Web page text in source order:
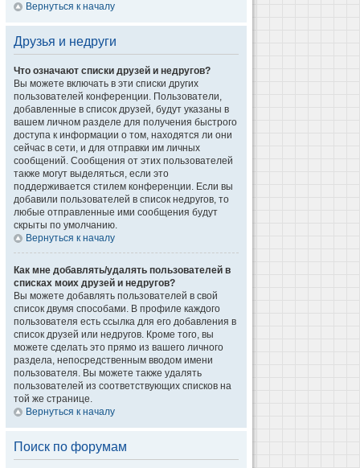
Вернуться к началу
Друзья и недруги
Что означают списки друзей и недругов?
Вы можете включать в эти списки других
пользователей конференции. Пользователи,
добавленные в список друзей, будут указаны в
вашем личном разделе для получения быстрого
доступа к информации о том, находятся ли они
сейчас в сети, и для отправки им личных
сообщений. Сообщения от этих пользователей
также могут выделяться, если это
поддерживается стилем конференции. Если вы
добавили пользователей в список недругов, то
любые отправленные ими сообщения будут
скрыты по умолчанию.
Вернуться к началу
Как мне добавлять/удалять пользователей в
списках моих друзей и недругов?
Вы можете добавлять пользователей в свой
список двумя способами. В профиле каждого
пользователя есть ссылка для его добавления в
список друзей или недругов. Кроме того, вы
можете сделать это прямо из вашего личного
раздела, непосредственным вводом имени
пользователя. Вы можете также удалять
пользователей из соответствующих списков на
той же странице.
Вернуться к началу
Поиск по форумам